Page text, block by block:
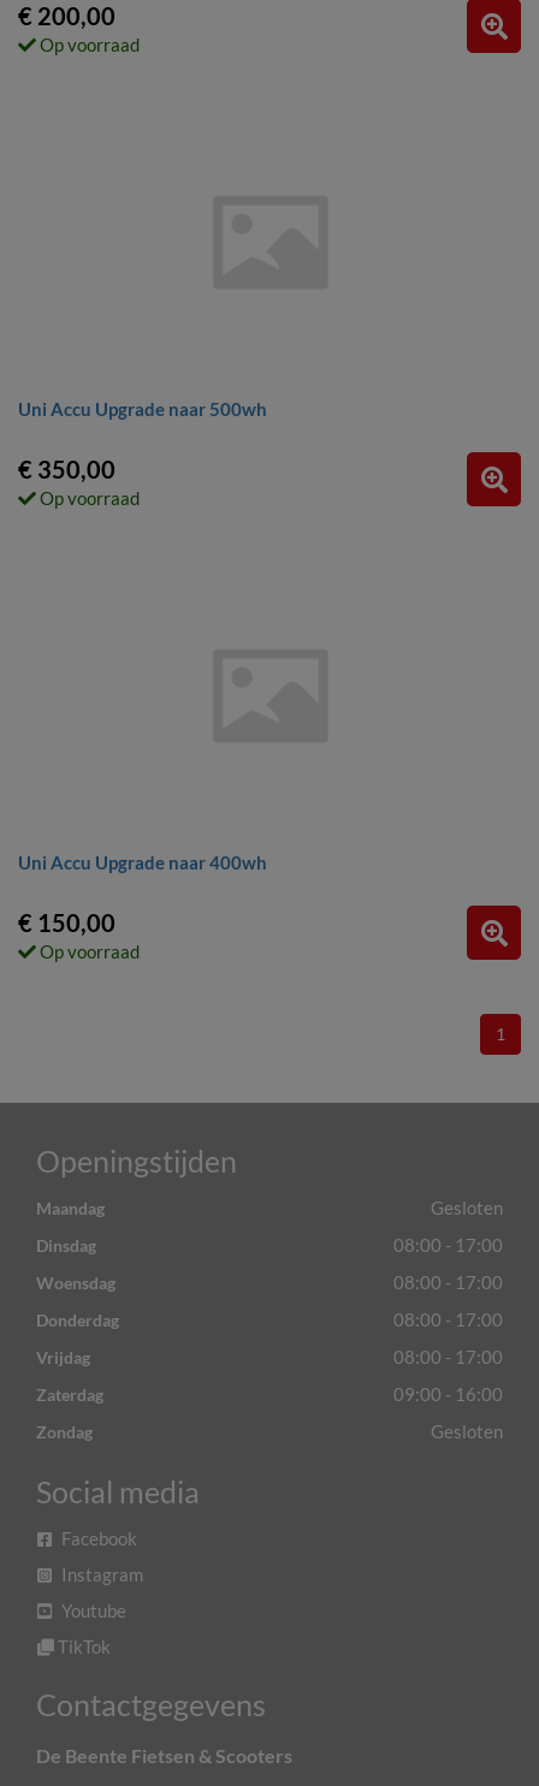
€ 200,00
Op voorraad
Uni Accu Upgrade naar 500wh
€ 350,00
Op voorraad
Uni Accu Upgrade naar 400wh
€ 150,00
Op voorraad
1
Openingstijden
Maandag Gesloten
Dinsdag 08:00 - 17:00
Woensdag 08:00 - 17:00
Donderdag 08:00 - 17:00
Vrijdag 08:00 - 17:00
Zaterdag 09:00 - 16:00
Zondag Gesloten
Social media
Facebook
Instagram
Youtube
TikTok
Contactgegevens
De Beente Fietsen & Scooters